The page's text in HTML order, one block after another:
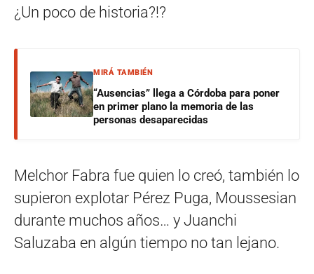
¿Un poco de historia?!?
MIRÁ TAMBIÉN
“Ausencias” llega a Córdoba para poner
en primer plano la memoria de las
personas desaparecidas
Melchor Fabra fue quien lo creó, también lo
supieron explotar Pérez Puga, Moussesian
durante muchos años… y Juanchi
Saluzaba en algún tiempo no tan lejano.